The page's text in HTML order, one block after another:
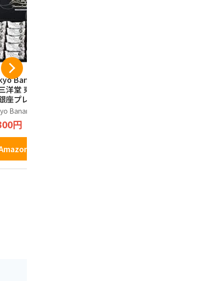
Banana 三洋
洋堂 東京お土
座プレミアムエ
レントショコラ
入り
Banana
円
で見る